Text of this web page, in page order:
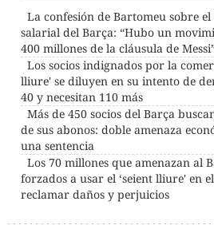
La confesión de Bartomeu sobre
salarial del Barça: “Hubo un
400 millones de la cláusula de
Los socios indignados por la
lliure' se diluyen en su intento de
40 y necesitan 110 más
Más de 450 socios del Barça
de sus abonos: doble amenaza
una sentencia
Los 70 millones que amenazan al
forzados a usar el ‘seient lliure' en
reclamar daños y perjuicios